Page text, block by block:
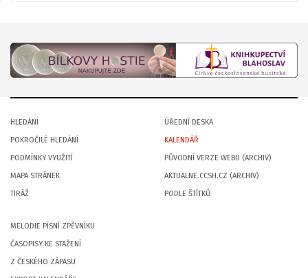
HLEDÁNÍ
POKROČILÉ HLEDÁNÍ
PODMÍNKY VYUŽITÍ
MAPA STRÁNEK
TIRÁŽ
ÚŘEDNÍ DESKA
KALENDÁŘ
PŮVODNÍ VERZE WEBU (ARCHIV)
AKTUALNE.CCSH.CZ (ARCHIV)
PODLE ŠTÍTKŮ
MELODIE PÍSNÍ ZPĚVNÍKU
ČASOPISY KE STAŽENÍ
Z ČESKÉHO ZÁPASU